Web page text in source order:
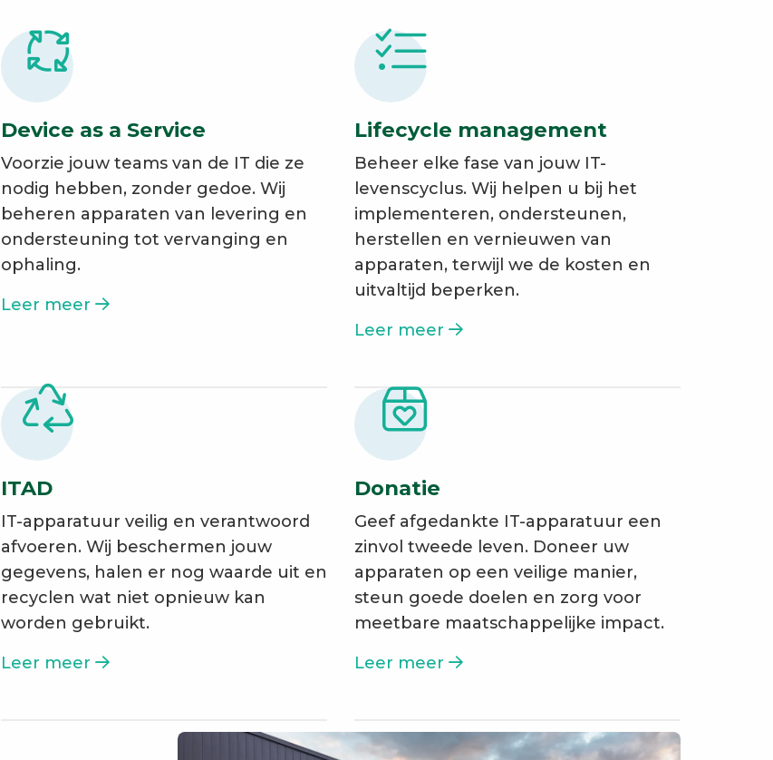
Device as a Service
Voorzie jouw teams van de IT die ze
nodig hebben, zonder gedoe. Wij
beheren apparaten van levering en
ondersteuning tot vervanging en
ophaling.
Leer meer
Lifecycle management
Beheer elke fase van jouw IT-
levenscyclus. Wij helpen u bij het
implementeren, ondersteunen,
herstellen en vernieuwen van
apparaten, terwijl we de kosten en
uitvaltijd beperken.
Leer meer
ITAD
IT-apparatuur veilig en verantwoord
afvoeren. Wij beschermen jouw
gegevens, halen er nog waarde uit en
recyclen wat niet opnieuw kan
worden gebruikt.
Leer meer
Donatie
Geef afgedankte IT-apparatuur een
zinvol tweede leven. Doneer uw
apparaten op een veilige manier,
steun goede doelen en zorg voor
meetbare maatschappelijke impact.
Leer meer